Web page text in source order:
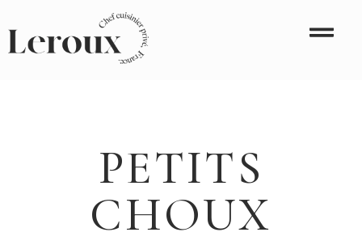
PETITS
CHOUX